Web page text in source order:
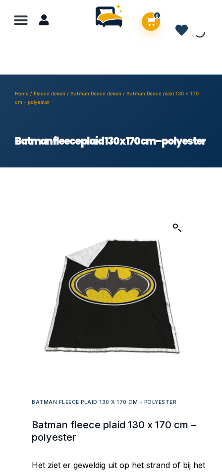
0
Home / Fleece deken / Batman fleece deken / Batman fleece plaid 130 x 170
cm – polyester
Batman fleece plaid 130 x 170 cm – polyester
BATMAN FLEECE PLAID 130 X 170 CM – POLYESTER
Batman fleece plaid 130 x 170 cm –
polyester
Het ziet er geweldig uit op het strand of bij het